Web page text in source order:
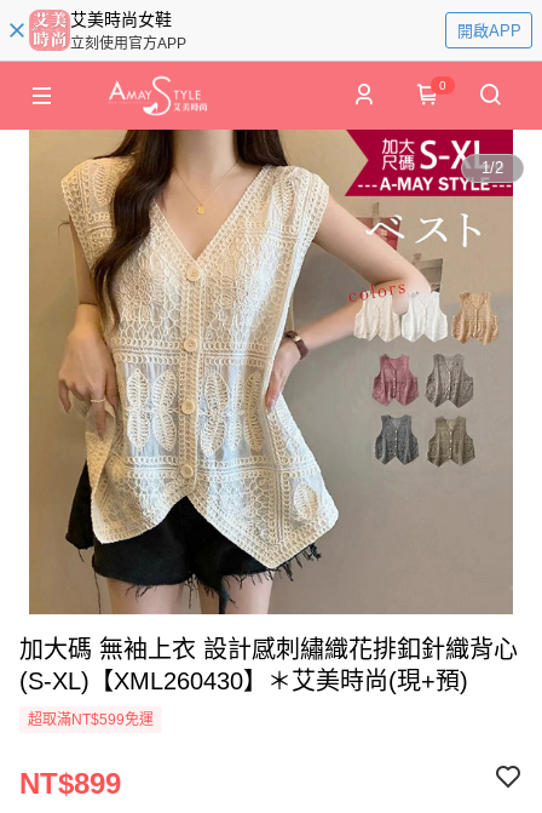
艾美時尚女鞋
立刻使用官方APP
開啟APP
0
1/2
加大碼 無袖上衣 設計感刺繡織花排釦針織背心
(S-XL)【XML260430】＊艾美時尚(現+預)
超取滿NT$599免運
NT$899